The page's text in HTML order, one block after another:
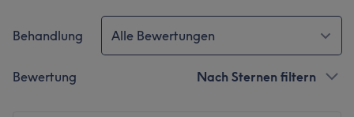
Behandlung Alle Bewertungen
Bewertung Nach Sternen filtern